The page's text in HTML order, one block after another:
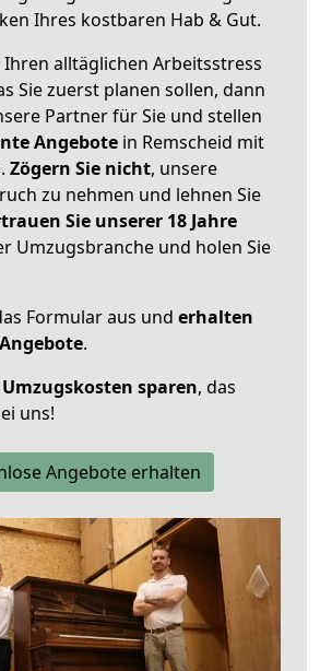
Ihres kostbaren Hab & Gut.
Ihren alltäglichen Arbeitsstress
Sie zuerst planen sollen, dann
Partner für Sie und stellen
Angebote in Remscheid mit
Zögern Sie nicht, unsere
zu nehmen und lehnen Sie
Sie unserer 18 Jahre
Umzugsbranche und holen Sie
Formular aus und erhalten
.
Umzugskosten sparen, das
uns!
Angebote erhalten